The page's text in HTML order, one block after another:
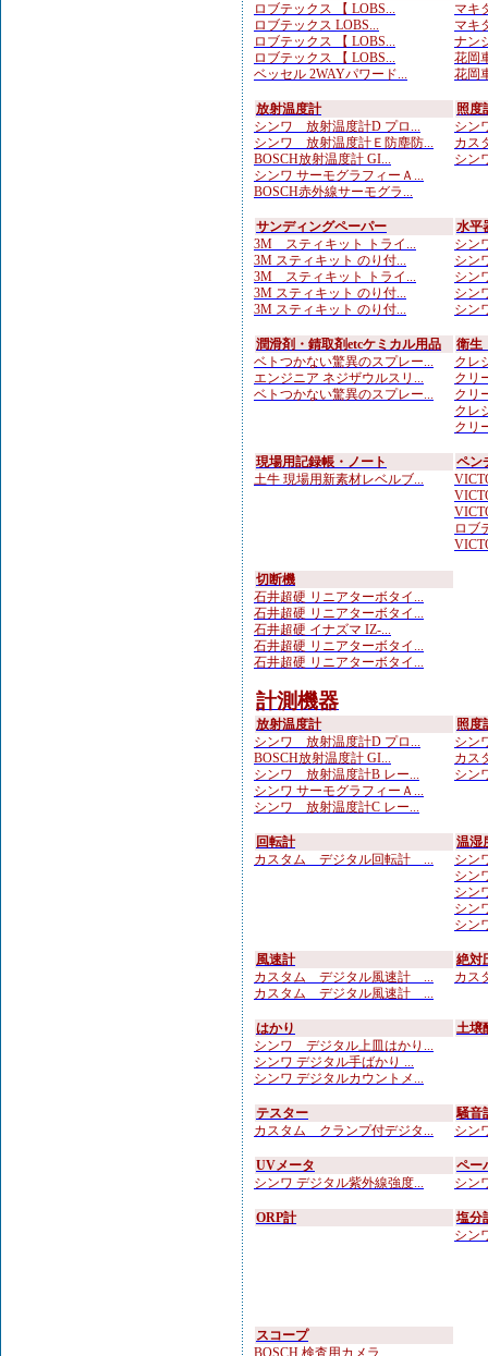
ロブテックス 【 LOBS...
ロブテックス LOBS...
ロブテックス 【 LOBS...
ロブテックス 【 LOBS...
ベッセル 2WAYパワード...
マキ
マキ
ナン
花岡
花岡
放射温度計
シンワ 放射温度計D プロ...
シンワ 放射温度計Ｅ防塵防...
BOSCH放射温度計 GI...
シンワ サーモグラフィーＡ...
BOSCH赤外線サーモグラ...
照度
シン
カス
シン
サンディングペーパー
3M スティキット トライ...
3M スティキット のり付...
3M スティキット トライ...
3M スティキット のり付...
3M スティキット のり付...
水平
シン
シン
シン
シン
シン
潤滑剤・錆取剤etcケミカル用品
ベトつかない驚異のスプレー...
エンジニア ネジザウルスリ...
ベトつかない驚異のスプレー...
衛生
クレ
クリ
クリ
クレ
クリ
現場用記録帳・ノート
土牛 現場用新素材レベルブ...
ペン
ロブ
切断機
石井超硬 リニアターボタイ...
石井超硬 リニアターボタイ...
石井超硬 イナズマ IZ-...
石井超硬 リニアターボタイ...
石井超硬 リニアターボタイ...
計測機器
放射温度計
シンワ 放射温度計D プロ...
BOSCH放射温度計 GI...
シンワ 放射温度計B レー...
シンワ サーモグラフィーＡ...
シンワ 放射温度計C レー...
照度
シン
カス
シン
回転計
カスタム デジタル回転計 ...
温湿
シン
シン
シン
シン
シン
風速計
カスタム デジタル風速計 ...
カスタム デジタル風速計 ...
絶対
カス
はかり
シンワ デジタル上皿はかり...
シンワ デジタル手ばかり ...
シンワ デジタルカウントメ...
土壌
テスター
カスタム クランプ付デジタ...
騒音
シン
UVメータ
シンワ デジタル紫外線強度...
ペー
シン
ORP計
塩分
シン
スコープ
BOSCH 検査用カメラ ...